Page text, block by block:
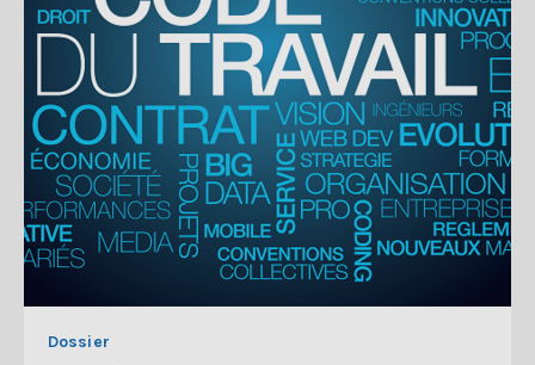
Dossier